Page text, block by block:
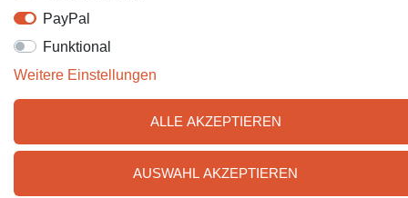
© 2025 Tiervitalshop | Webentwicklung & Webdesign
PayPal
Funktional
Weitere Einstellungen
ALLE AKZEPTIEREN
AUSWAHL AKZEPTIEREN